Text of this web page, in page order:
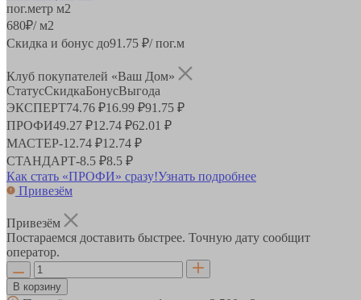
пог.метр м2
680₽/ м2
Скидка и бонус до91.75 ₽/ пог.м
Клуб покупателей «Ваш Дом»
СтатусСкидкаБонусВыгода
ЭКСПЕРТ74.76 ₽16.99 ₽91.75 ₽
ПРОФИ49.27 ₽12.74 ₽62.01 ₽
МАСТЕР-12.74 ₽12.74 ₽
СТАНДАРТ-8.5 ₽8.5 ₽
Как стать «ПРОФИ» сразу!Узнать подробнее
Привезём
Привезём
Постараемся доставить быстрее. Точную дату сообщит
оператор.
В корзину